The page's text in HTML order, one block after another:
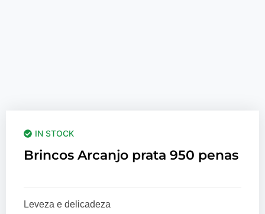
IN STOCK
Brincos Arcanjo prata 950 penas
Leveza e delicadeza